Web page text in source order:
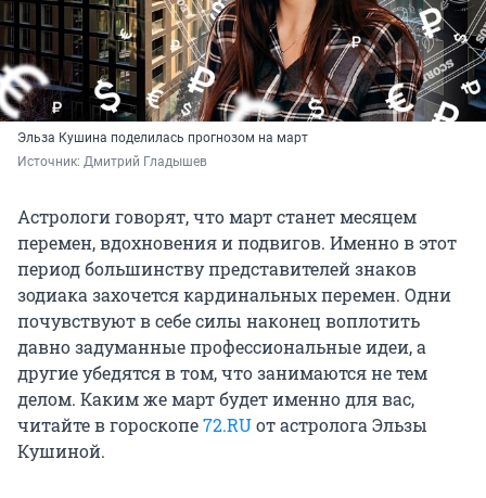
Эльза Кушина поделилась прогнозом на март
Источник: Дмитрий Гладышев
Астрологи говорят, что март станет месяцем
перемен, вдохновения и подвигов. Именно в этот
период большинству представителей знаков
зодиака захочется кардинальных перемен. Одни
почувствуют в себе силы наконец воплотить
давно задуманные профессиональные идеи, а
другие убедятся в том, что занимаются не тем
делом. Каким же март будет именно для вас,
читайте в гороскопе72.RUот астролога Эльзы
Кушиной.